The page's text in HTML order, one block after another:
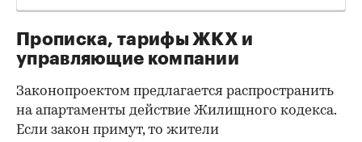
Прописка, тарифы ЖКХ и
управляющие компании
Законопроектом предлагается распространить
на апартаменты действие Жилищного кодекса.
Если закон примут, то жители